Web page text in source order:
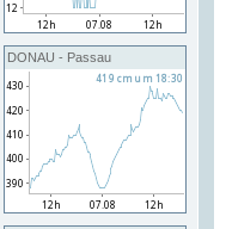
DONAU - Passau